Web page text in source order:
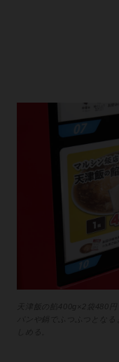
天津飯の餡400g×2袋480